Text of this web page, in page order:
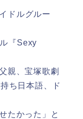
ドルグルー
『Sexy
親、宝塚歌劇
ち日本語、ド
たかった」と